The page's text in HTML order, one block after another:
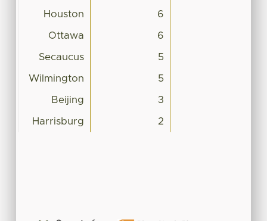
Houston 6
Ottawa 6
Secaucus 5
Wilmington 5
Beijing 3
Harrisburg 2